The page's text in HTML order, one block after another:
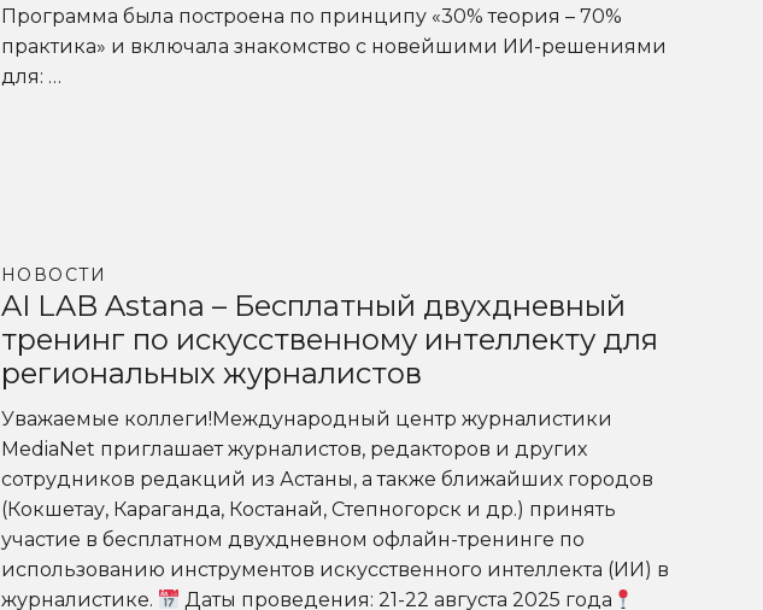
Программа была построена по принципу «30% теория – 70%
практика» и включала знакомство с новейшими ИИ-решениями
для: …
НОВОСТИ
AI LAB Astana – Бесплатный двухдневный
тренинг по искусственному интеллекту для
региональных журналистов
Уважаемые коллеги!Международный центр журналистики
MediaNet приглашает журналистов, редакторов и других
сотрудников редакций из Астаны, а также ближайших городов
(Кокшетау, Караганда, Костанай, Степногорск и др.) принять
участие в бесплатном двухдневном офлайн-тренинге по
использованию инструментов искусственного интеллекта (ИИ) в
журналистике.
Даты проведения: 21-22 августа 2025 года